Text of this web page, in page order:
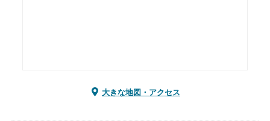
大きな地図・アクセス